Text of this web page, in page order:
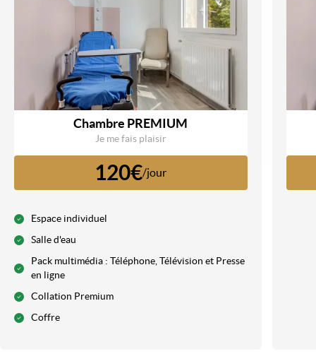
120€/jour
Chambre PREMIUM
Je me fais plaisir
Espace individuel
Salle d'eau
Pack multimédia : Téléphone, Télévision et Presse
en ligne
Collation Premium
Coffre